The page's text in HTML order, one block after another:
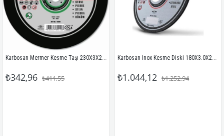
Karbosan Mermer Kesme Taşı 230X3X22 Mm
₺342,96 ₺411,55
Karbosan Inox Kesme Diski 180X3.0X22.23 (10'Lu)
₺1.044,12 ₺1.252,94